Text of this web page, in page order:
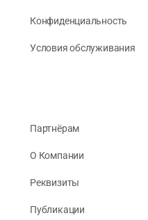
Конфиденциальность
Условия обслуживания
Партнёрам
О Компании
Реквизиты
Публикации